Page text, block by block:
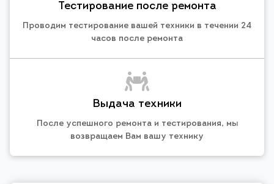
Тестирование после ремонта
Проводим тестирование вашей техники в течении 24
часов после ремонта
Выдача техники
После успешного ремонта и тестирования, мы
возвращаем Вам вашу технику